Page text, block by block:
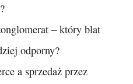
– który blat
odporny?
a sprzedaż przez